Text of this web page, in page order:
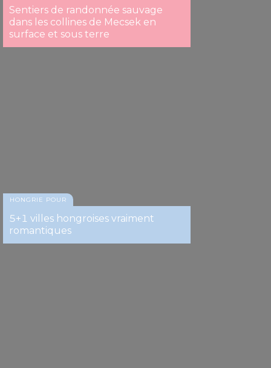
Sentiers de randonnée sauvage
dans les collines de Mecsek en
surface et sous terre
HONGRIE POUR
5+1 villes hongroises vraiment
romantiques